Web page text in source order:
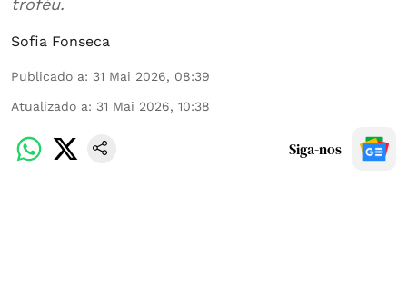
Sofia Fonseca
Publicado a: 31 Mai 2026, 08:39
Atualizado a: 31 Mai 2026, 10:38
Siga-nos